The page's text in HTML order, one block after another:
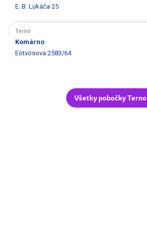
E. B. Lukáča 25
Terno
Komárno
Eötvösova 2583/64
Všetky pobočky Terno